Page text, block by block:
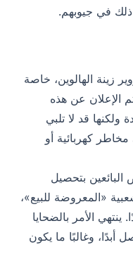
ذلك في جيوبهم.
زينة الهالوين، خاصة
الإعلان عن هذه
ولكنها قد لا تلبي
كهربائية أو
بتحصيل
«المعروضة للبيع»،
الأمر بالضحايا
أبدًا، وغالبًا ما يكون